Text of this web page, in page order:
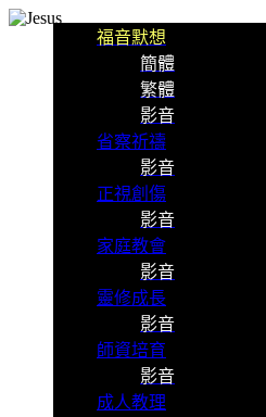
福音默想
簡體
繁體
影音
省察祈禱
影音
正視創傷
影音
家庭教會
影音
靈修成長
影音
師資培育
影音
成人教理